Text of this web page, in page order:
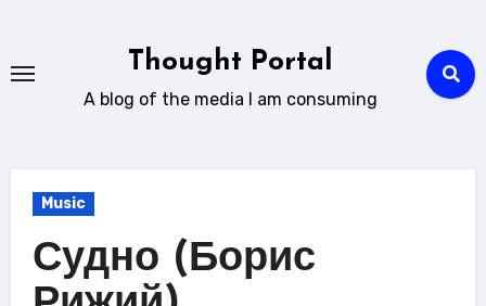
content
Thought Portal
A blog of the media I am consuming
Music
Судно (Борис